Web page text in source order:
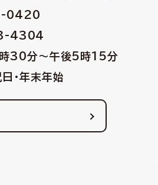
0420
4304
時30分〜午後5時15分
日・年末年始